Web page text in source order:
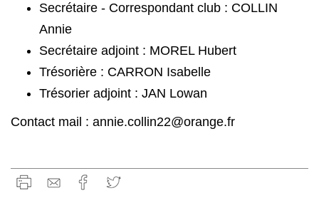
Secrétaire - Correspondant club : COLLIN
Annie
Secrétaire adjoint : MOREL Hubert
Trésorière : CARRON Isabelle
Trésorier adjoint : JAN Lowan
Contact mail : annie.collin22@orange.fr